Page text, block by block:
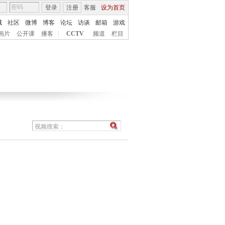
客服 设为首页
登录 注册
社区 微博 博客 论坛 访谈 邮箱
游戏
片
公开课 播客 CCTV 频道 栏目